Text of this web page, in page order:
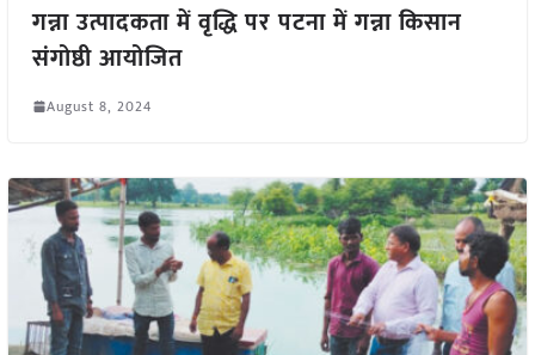
गन्ना उत्पादकता में वृद्धि पर पटना में गन्ना किसान
संगोष्ठी आयोजित
August 8, 2024